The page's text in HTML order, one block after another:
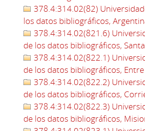
378.4:314.02(82)
los datos bibliográficos,
378.4:314.02(821.6)
de los datos bibliográficos,
378.4:314.02(822.1)
de los datos bibliográficos, Entre
378.4:314.02(822.2)
de los datos bibliográficos,
378.4:314.02(822.3)
de los datos bibliográficos,